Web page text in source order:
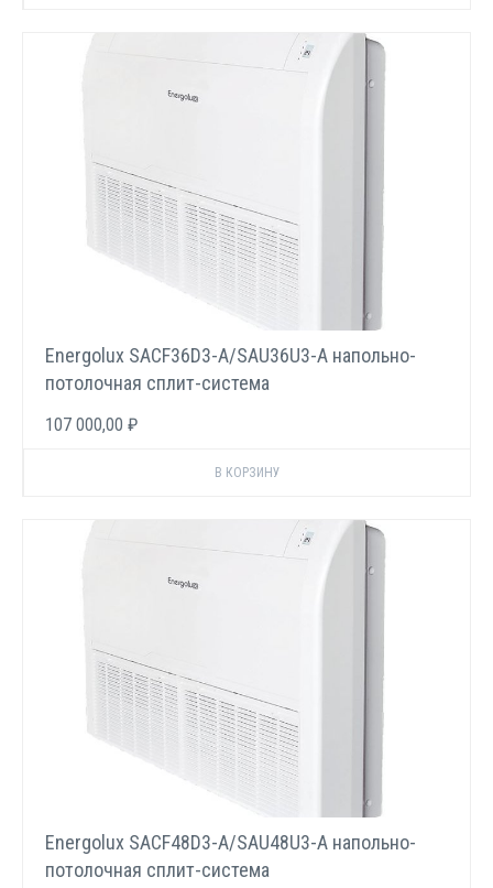
Energolux SACF36D3-A/SAU36U3-A напольно-
потолочная сплит-система
107 000,00 ₽
Energolux SACF48D3-A/SAU48U3-A напольно-
потолочная сплит-система